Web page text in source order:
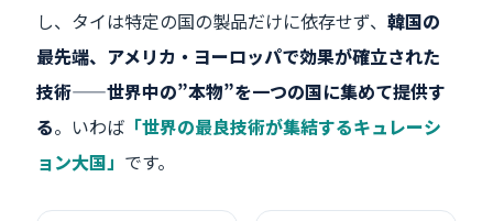
し、タイは特定の国の製品だけに依存せず、 韓国の
最先端、アメリカ・ヨーロッパで効果が確立された
技術——世界中の”本物”を一つの国に集めて提供す
る。いわば 「世界の最良技術が集結するキュレーシ
ョン大国」 です。